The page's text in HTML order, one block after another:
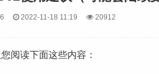
2022-11-18 11:19 20912
阅读下面这些内容：